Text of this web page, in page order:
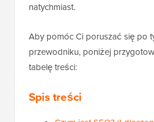
natychmiast.
Aby pomóc Ci poruszać się po
przewodniku, poniżej
tabelę treści:
Spis treści